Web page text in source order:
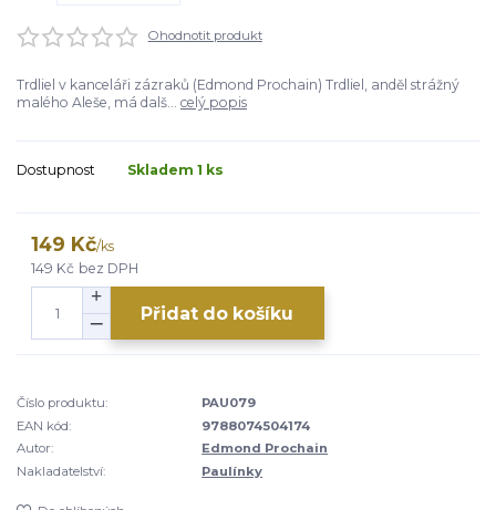
Ohodnotit produkt
Trdliel v kanceláři zázraků (Edmond Prochain) Trdliel, anděl strážný
malého Aleše, má dalš... celý popis
Dostupnost Skladem 1 ks
149 Kč/ks
149 Kč bez DPH
Přidat do košíku
Číslo produktu:
PAU079
EAN kód:
9788074504174
Autor:
Edmond Prochain
Nakladatelství:
Paulínky